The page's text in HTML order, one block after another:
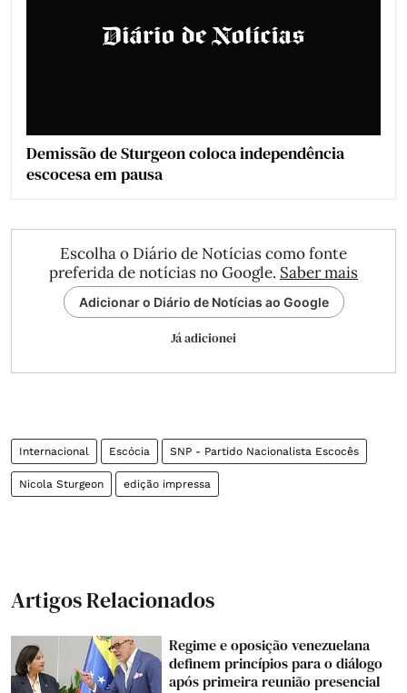
Demissão de Sturgeon coloca independência
escocesa em pausa
Escolha o Diário de Notícias como fonte
preferida de notícias no Google. Saber mais
Adicionar o Diário de Notícias ao Google
Já adicionei
Internacional Escócia SNP - Partido Nacionalista Escocês
Nicola Sturgeon edição impressa
Artigos Relacionados
Regime e oposição venezuelana
definem princípios para o diálogo
após primeira reunião presencial